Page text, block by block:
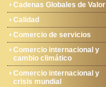
Cadenas Globales de Valor
Calidad
Comercio de servicios
Comercio internacional y
cambio climático
Comercio internacional y
crisis mundial